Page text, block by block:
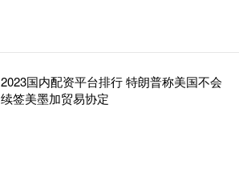
2023国内配资平台排行 特朗普称美国不会
续签美墨加贸易协定